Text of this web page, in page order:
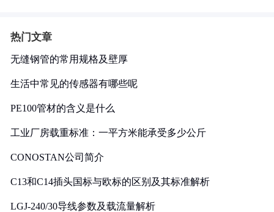
热门文章
无缝钢管的常用规格及壁厚
生活中常见的传感器有哪些呢
PE100管材的含义是什么
工业厂房载重标准：一平方米能承受多少公斤
CONOSTAN公司简介
C13和C14插头国标与欧标的区别及其标准解析
LGJ-240/30导线参数及载流量解析